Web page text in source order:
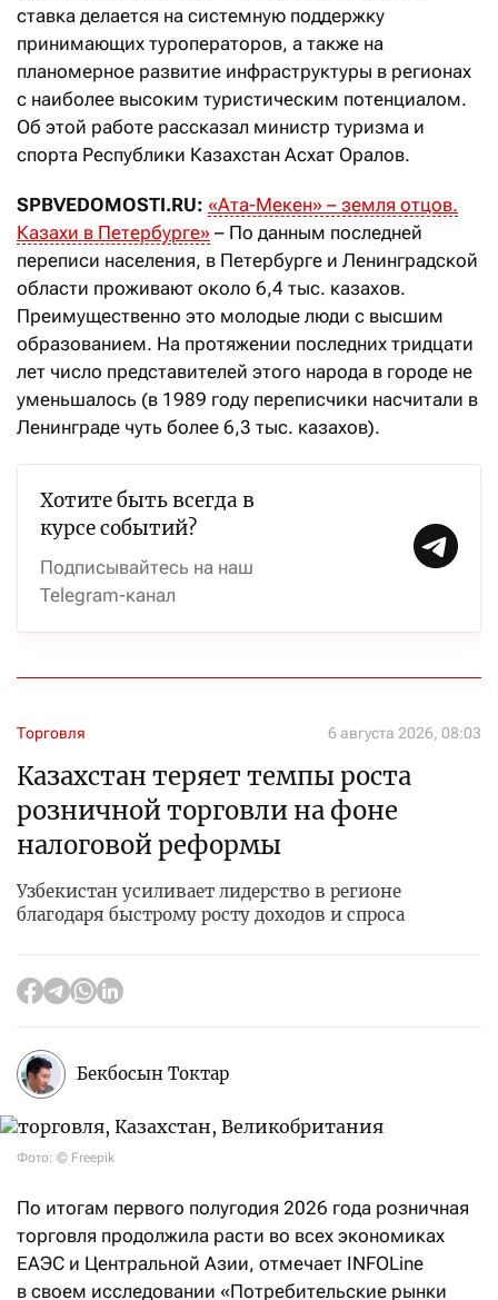
ставка делается на системную поддержку
принимающих туроператоров, а также на
планомерное развитие инфраструктуры в регионах
с наиболее высоким туристическим потенциалом.
Об этой работе рассказал министр туризма и
спорта Республики Казахстан Асхат Оралов.
SPBVEDOMOSTI.RU: «Ата-Мекен» – земля отцов.
Казахи в Петербурге» – По данным последней
переписи населения, в Петербурге и Ленинградской
области проживают около 6,4 тыс. казахов.
Преимущественно это молодые люди с высшим
образованием. На протяжении последних тридцати
лет число представителей этого народа в городе не
уменьшалось (в 1989 году переписчики насчитали в
Ленинграде чуть более 6,3 тыс. казахов).
Хотите быть всегда в
курсе событий?
Подписывайтесь на наш
Telegram-канал
Торговля 6 августа 2026, 08:03
Казахстан теряет темпы роста
розничной торговли на фоне
налоговой реформы
Узбекистан усиливает лидерство в регионе
благодаря быстрому росту доходов и спроса
Бекбосын Токтар
Фото: © Freepik
По итогам первого полугодия 2026 года розничная
торговля продолжила расти во всех экономиках
ЕАЭС и Центральной Азии, отмечает INFOLine
в своем исследовании «Потребительские рынки